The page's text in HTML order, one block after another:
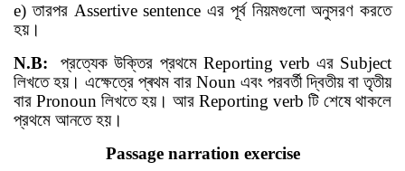
e) তারপর Assertive sentence এর পূর্ব নিয়মগুলো অনুসরণ করতে
হয়।
N.B:
প্রত্যেক উক্তির প্রথমে Reporting verb এর Subject
লিখতে হয়। এক্ষেত্রে প্ৰথম বার Noun এবং পরবর্তী দ্বিতীয় বা তৃতীয়
বার Pronoun লিখতে হয়। আর Reporting verb টি শেষে থাকলে
প্রথমে আনতে হয়।
Passage narration exercise